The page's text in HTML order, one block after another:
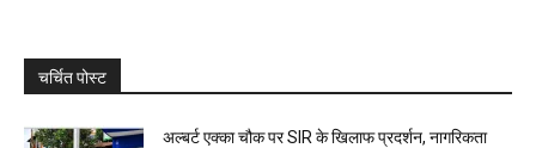
चर्चित पोस्ट
अल्बर्ट एक्का चौक पर SIR के खिलाफ प्रदर्शन, नागरिकता